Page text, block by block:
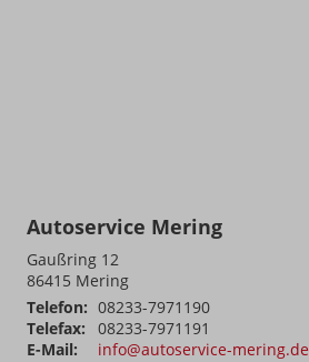
Autoservice Mering
Gaußring 12
86415 Mering
Telefon: 08233-7971190
Telefax:
08233-7971191
E-Mail:
info@autoservice-mering.de